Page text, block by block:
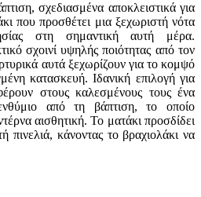
σχεδιασμένα αποκλειστικά για
που προσθέτει μια ξεχωριστή νότα
στη σημαντική αυτή μέρα.
σχοινί υψηλής ποιότητας από τον
αυτά ξεχωρίζουν για το κομψό
κατασκευή. Ιδανική επιλογή για
στους καλεσμένους τους ένα
από τη βάπτιση, το οποίο
αισθητική. Το ματάκι προσδίδει
πινελιά, κάνοντας το βραχιολάκι να